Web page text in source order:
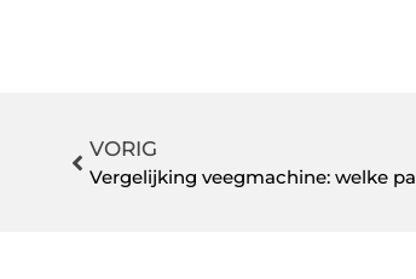
VORIG
Vergelijking veegmachine: welke